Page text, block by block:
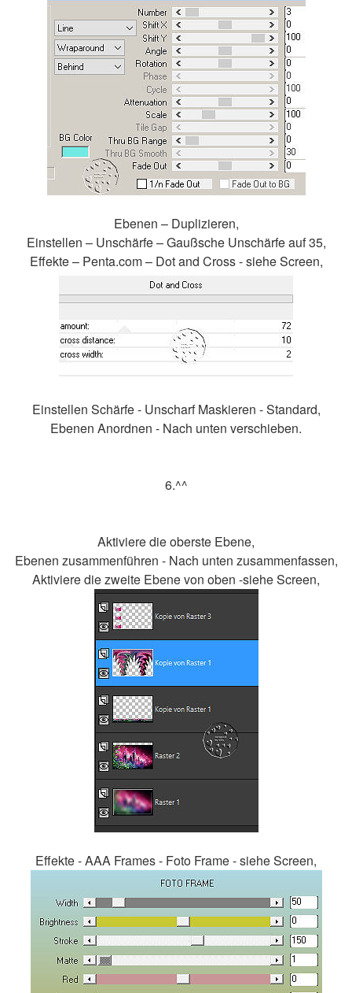
Ebenen – Duplizieren,
Einstellen – Unschärfe – Gaußsche Unschärfe auf 35,
Effekte – Penta.com – Dot and Cross - siehe Screen,
Einstellen Schärfe - Unscharf Maskieren - Standard,
Ebenen Anordnen - Nach unten verschieben.
6.^^
Aktiviere die oberste Ebene,
Ebenen zusammenführen - Nach unten zusammenfassen,
Aktiviere die zweite Ebene von oben -siehe Screen,
Effekte - AAA Frames - Foto Frame - siehe Screen,